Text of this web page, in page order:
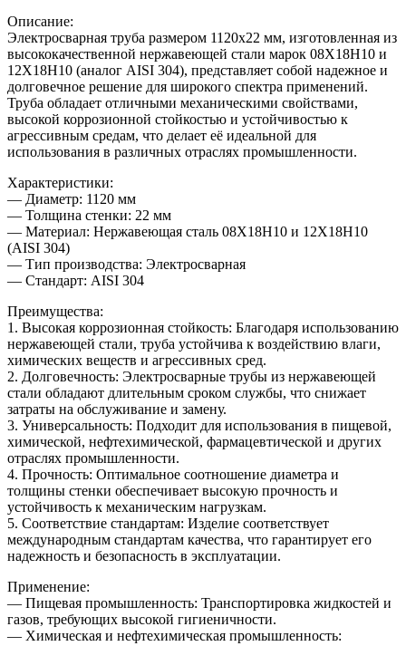
Описание:
Электросварная труба размером 1120х22 мм, изготовленная из
высококачественной нержавеющей стали марок 08Х18Н10 и
12Х18Н10 (аналог AISI 304), представляет собой надежное и
долговечное решение для широкого спектра применений.
Труба обладает отличными механическими свойствами,
высокой коррозионной стойкостью и устойчивостью к
агрессивным средам, что делает её идеальной для
использования в различных отраслях промышленности.
Характеристики:
— Диаметр: 1120 мм
— Толщина стенки: 22 мм
— Материал: Нержавеющая сталь 08Х18Н10 и 12Х18Н10
(AISI 304)
— Тип производства: Электросварная
— Стандарт: AISI 304
Преимущества:
1. Высокая коррозионная стойкость: Благодаря использованию
нержавеющей стали, труба устойчива к воздействию влаги,
химических веществ и агрессивных сред.
2. Долговечность: Электросварные трубы из нержавеющей
стали обладают длительным сроком службы, что снижает
затраты на обслуживание и замену.
3. Универсальность: Подходит для использования в пищевой,
химической, нефтехимической, фармацевтической и других
отраслях промышленности.
4. Прочность: Оптимальное соотношение диаметра и
толщины стенки обеспечивает высокую прочность и
устойчивость к механическим нагрузкам.
5. Соответствие стандартам: Изделие соответствует
международным стандартам качества, что гарантирует его
надежность и безопасность в эксплуатации.
Применение:
— Пищевая промышленность: Транспортировка жидкостей и
газов, требующих высокой гигиеничности.
— Химическая и нефтехимическая промышленность: